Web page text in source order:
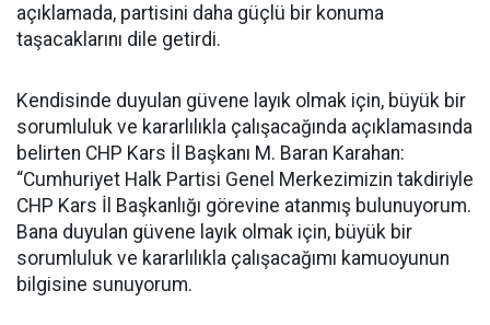
açıklamada, partisini daha güçlü bir konuma
taşacaklarını dile getirdi.
Kendisinde duyulan güvene layık olmak için, büyük bir
sorumluluk ve kararlılıkla çalışacağında açıklamasında
belirten CHP Kars İl Başkanı M. Baran Karahan:
“Cumhuriyet Halk Partisi Genel Merkezimizin takdiriyle
CHP Kars İl Başkanlığı görevine atanmış bulunuyorum.
Bana duyulan güvene layık olmak için, büyük bir
sorumluluk ve kararlılıkla çalışacağımı kamuoyunun
bilgisine sunuyorum.